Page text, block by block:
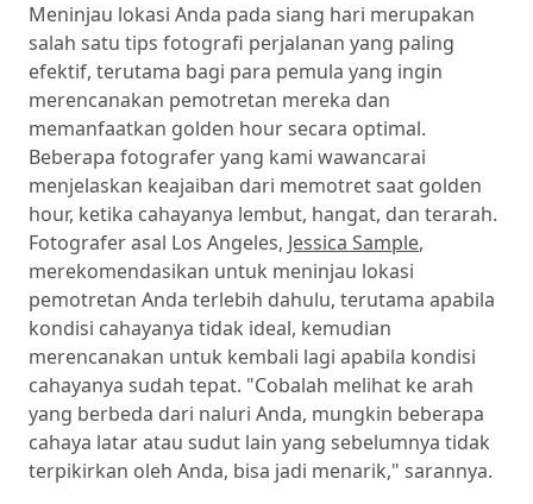
Meninjau lokasi Anda pada siang hari merupakan
salah satu tips fotografi perjalanan yang paling
efektif, terutama bagi para pemula yang ingin
merencanakan pemotretan mereka dan
memanfaatkan golden hour secara optimal.
Beberapa fotografer yang kami wawancarai
menjelaskan keajaiban dari memotret saat golden
hour, ketika cahayanya lembut, hangat, dan terarah.
Fotografer asal Los Angeles, Jessica Sample,
merekomendasikan untuk meninjau lokasi
pemotretan Anda terlebih dahulu, terutama apabila
kondisi cahayanya tidak ideal, kemudian
merencanakan untuk kembali lagi apabila kondisi
cahayanya sudah tepat. "Cobalah melihat ke arah
yang berbeda dari naluri Anda, mungkin beberapa
cahaya latar atau sudut lain yang sebelumnya tidak
terpikirkan oleh Anda, bisa jadi menarik," sarannya.